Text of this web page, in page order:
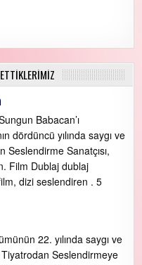
Babacan’ı
dördüncü yılında saygı ve
Seslendirme Sanatçısı,
Film Dublaj dublaj
dizi seslendiren . 5
22. yılında saygı ve
Seslendirmeye